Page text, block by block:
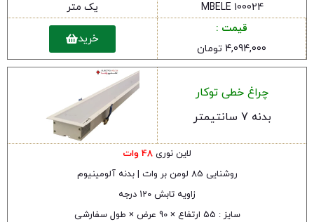
MBELE 100024
یک متر
قیمت :
4,094,000 تومان
خرید
چراغ خطی توکار
بدنه 7 سانتیمتر
لاین نوری 48 وات
روشنایی 85 لومن بر وات | بدنه آلومینیوم
زاویه تابش 120 درجه
سایز : 55 ارتفاع × 90 عرض × طول سفارشی